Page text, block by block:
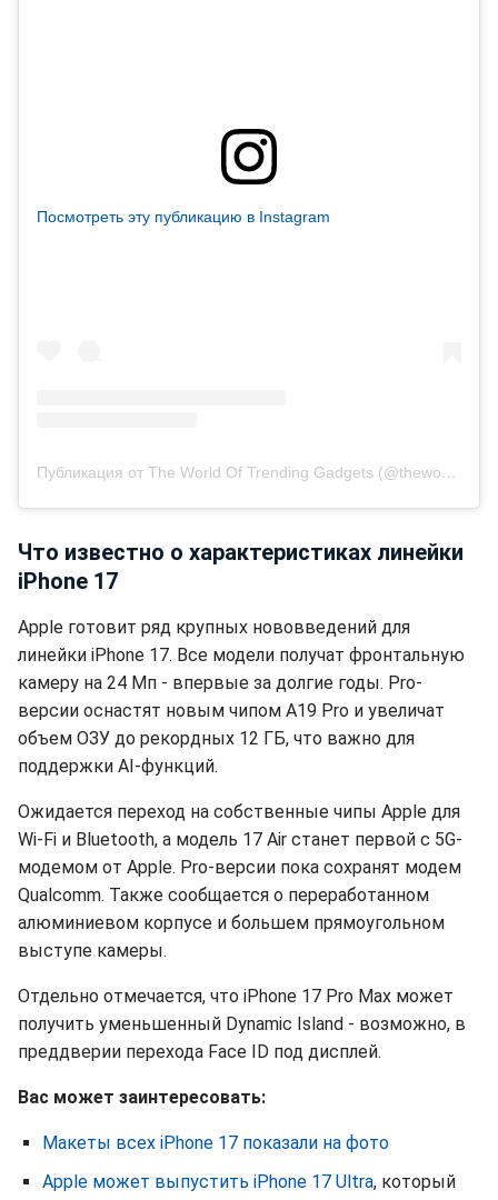
Посмотреть эту публикацию в Instagram
Публикация от The World Of Trending Gadgets (@theworldoftrending_gadgets)
Что известно о характеристиках линейки
iPhone 17
Apple готовит ряд крупных нововведений для
линейки iPhone 17. Все модели получат фронтальную
камеру на 24 Мп - впервые за долгие годы. Pro-
версии оснастят новым чипом A19 Pro и увеличат
объем ОЗУ до рекордных 12 ГБ, что важно для
поддержки AI-функций.
Ожидается переход на собственные чипы Apple для
Wi-Fi и Bluetooth, а модель 17 Air станет первой с 5G-
модемом от Apple. Pro-версии пока сохранят модем
Qualcomm. Также сообщается о переработанном
алюминиевом корпусе и большем прямоугольном
выступе камеры.
Отдельно отмечается, что iPhone 17 Pro Max может
получить уменьшенный Dynamic Island - возможно, в
преддверии перехода Face ID под дисплей.
Вас может заинтересовать:
Макеты всех iPhone 17 показали на фото
Apple может выпустить iPhone 17 Ultra, который